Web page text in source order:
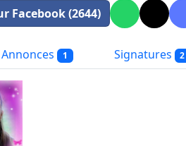
Facebook (2644)
Annonces 1 Signatures